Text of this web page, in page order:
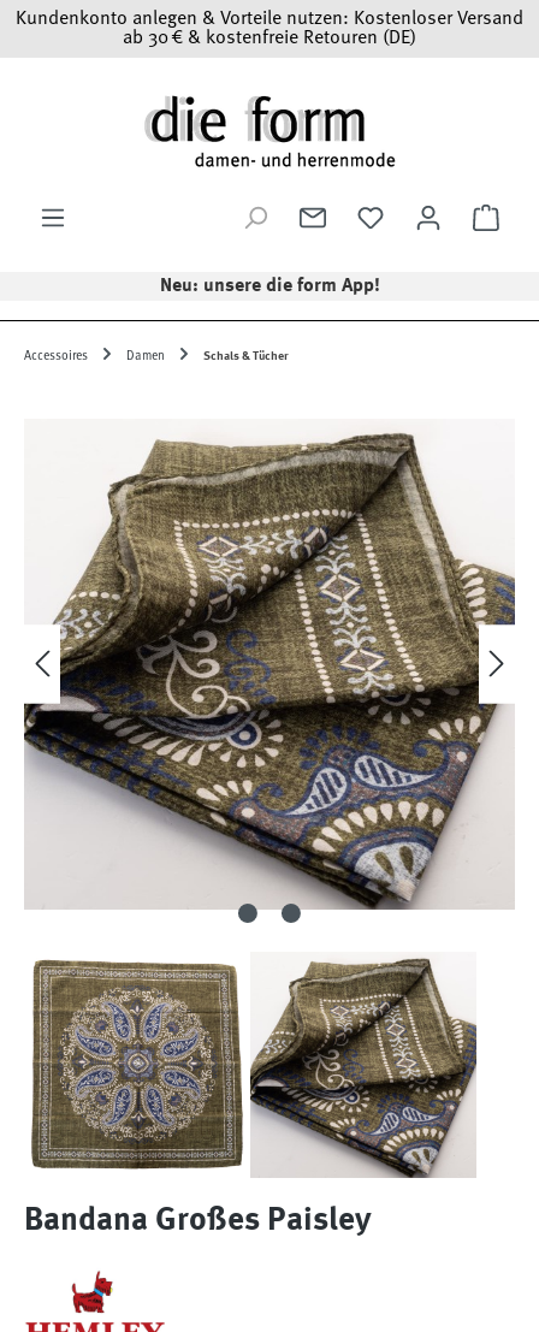
Zum Hauptinhalt springen
Kundenkonto anlegen & Vorteile nutzen: Kostenloser Versand
ab 30 € & kostenfreie Retouren (DE)
Neu: unsere die form App!
Accessoires Damen Schals & Tücher
Bandana Großes Paisley